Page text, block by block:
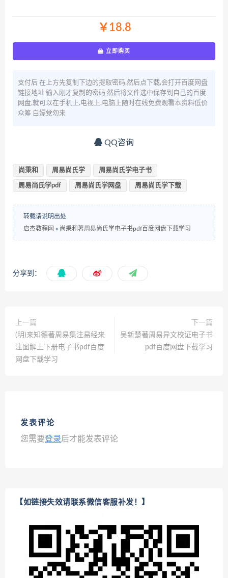
￥18.8
立即购买
支付后 在上方先复制下边的提取密码,然后点下载,会打开百度网盘
链接地址 输入刚才复制的密码 然后将文件选中保存到自己的百度
网盘,就可以在手机上,电视上,电脑上随时在线免费观看本资料低价
众筹 白嫖党勿来
QQ咨询
尚秉和 周易尚氏学 周易尚氏学电子书
周易尚氏学pdf 周易尚氏学网盘 周易尚氏学下载
转载请说明出处
启杰教程网 » 尚秉和著周易尚氏学电子书pdf百度网盘下载学习
分享到：
上一篇
(明)来知德著周易集注易经来
注图解上下册电子书pdf百度
网盘下载学习
下一篇
吴新楚著周易异文校证电子书
pdf百度网盘下载学习
发表评论
您需要登录后才能发表评论
【如链接失效请联系微信客服补发！】